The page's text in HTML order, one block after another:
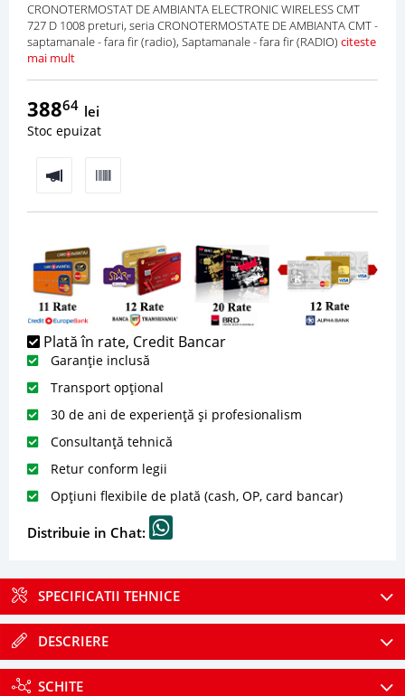
CRONOTERMOSTAT DE AMBIANTA ELECTRONIC WIRELESS CMT
727 D 1008 preturi, seria CRONOTERMOSTATE DE AMBIANTA CMT -
saptamanale - fara fir (radio), Saptamanale - fara fir (RADIO) citeste
mai mult
38864 lei
Stoc epuizat
Plată în rate, Credit Bancar
Garanție inclusă
Transport opțional
30 de ani de experiență și profesionalism
Consultanță tehnică
Retur conform legii
Opțiuni flexibile de plată (cash, OP, card bancar)
Distribuie in Chat:
SPECIFICATII TEHNICE
DESCRIERE
SCHITE